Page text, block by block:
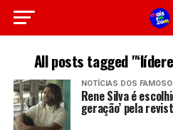
All posts tagged
NOTÍCIAS DOS
Rene Silva é
geração’ pela